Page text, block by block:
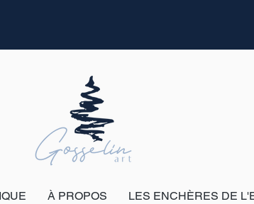
À PROPOS LES ENCHÈRES DE